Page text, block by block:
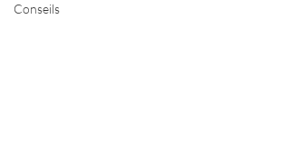
Conseils